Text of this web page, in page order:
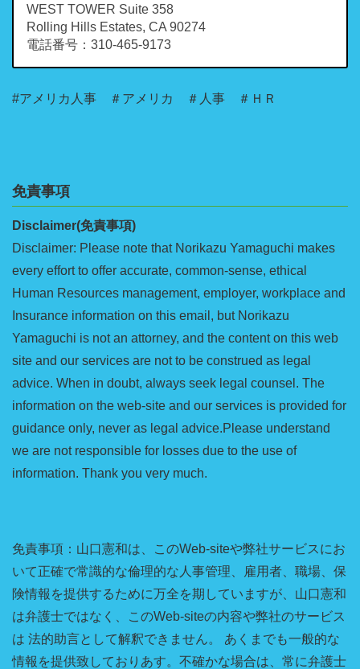
WEST TOWER Suite 358
Rolling Hills Estates, CA 90274
電話番号：310-465-9173
#アメリカ人事 ＃アメリカ ＃人事 ＃ＨＲ
免責事項
Disclaimer(免責事項)
Disclaimer: Please note that Norikazu Yamaguchi makes
every effort to offer accurate, common-sense, ethical
Human Resources management, employer, workplace and
Insurance information on this email, but Norikazu
Yamaguchi is not an attorney, and the content on this web
site and our services are not to be construed as legal
advice. When in doubt, always seek legal counsel. The
information on the web-site and our services is provided for
guidance only, never as legal advice.Please understand
we are not responsible for losses due to the use of
information. Thank you very much.
免責事項：山口憲和は、このWeb-siteや弊社サービスにお
いて正確で常識的な倫理的な人事管理、雇用者、職場、保
険情報を提供するために万全を期していますが、山口憲和
は弁護士ではなく、このWeb-siteの内容や弊社のサービス
は 法的助言として解釈できません。 あくまでも一般的な
情報を提供致しておりあす。不確かな場合は、常に弁護士